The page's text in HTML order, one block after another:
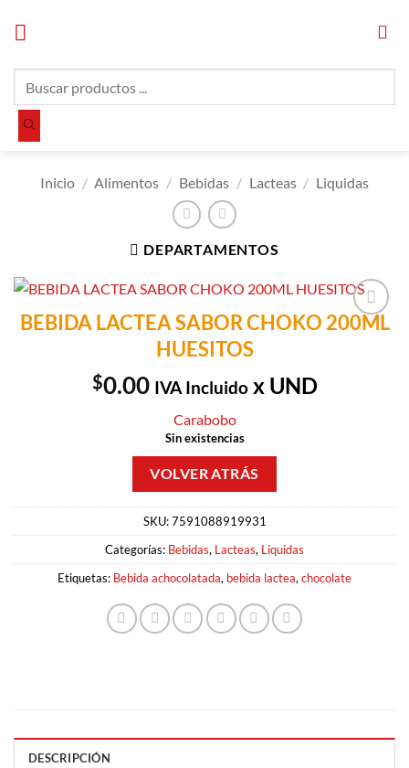
productos
Inicio / Alimentos / Bebidas / Lacteas / Liquidas
DEPARTAMENTOS
Añadir a
BEBIDA LACTEA SABOR CHOKO 200ML
HUESITOS
$0.00 IVA Incluidox UND
Carabobo
Sin existencias
SKU:7591088919931
Categorías: Bebidas, Lacteas, Liquidas
Etiquetas: Bebida achocolatada, bebida lactea, chocolate
DESCRIPCIÓN